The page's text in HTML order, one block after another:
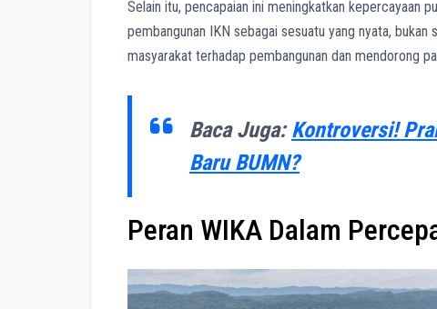
Selain itu, pencapaian ini meningkatkan kepercayaan
pembangunan IKN sebagai sesuatu yang nyata,
masyarakat terhadap pembangunan dan mendorong
Baca Juga:Kontroversi!
Baru BUMN?
Peran WIKA Dalam